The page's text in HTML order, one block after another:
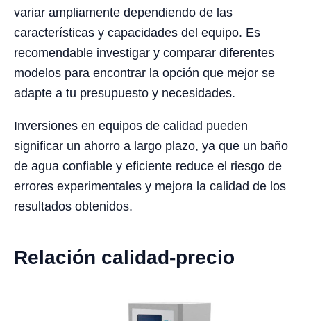
variar ampliamente dependiendo de las
características y capacidades del equipo. Es
recomendable investigar y comparar diferentes
modelos para encontrar la opción que mejor se
adapte a tu presupuesto y necesidades.
Inversiones en equipos de calidad pueden
significar un ahorro a largo plazo, ya que un baño
de agua confiable y eficiente reduce el riesgo de
errores experimentales y mejora la calidad de los
resultados obtenidos.
Relación calidad-precio